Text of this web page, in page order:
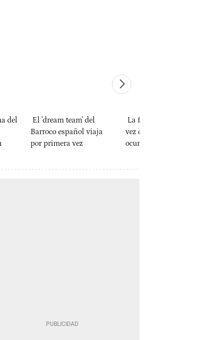
del
El 'dream team' del
Barroco español viaja
por primera vez
La frustrada primera
vez de Borges: una
ocurrencia de su padre